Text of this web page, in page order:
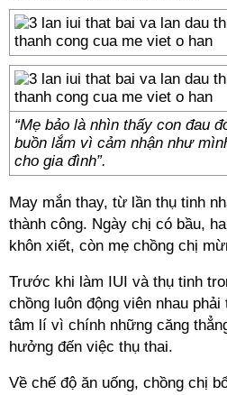
“Mẹ bảo là nhìn thấy con đau
buồn lắm vì cảm nhận như
cho gia đình”.
May mắn thay, từ lần thụ tinh
thành công. Ngày chị có bầu,
khôn xiết, còn mẹ chồng chị
Trước khi làm IUI và thụ tinh
chồng luôn động viên nhau
tâm lí vì chính những căng
hưởng đến việc thụ thai.
Về chế độ ăn uống, chồng chị